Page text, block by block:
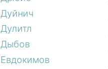
Дуйнич
Дулитл
Дыбов
Евдокимов